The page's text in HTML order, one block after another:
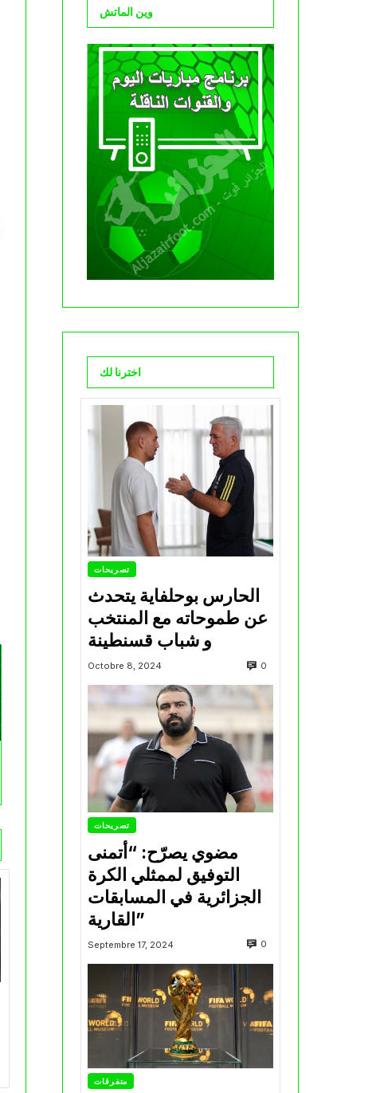
وين الماتش
اخترنا لك
تصريحات
الحارس بوحلفاية يتحدث
عن طموحاته مع المنتخب
و شباب قسنطينة
Octobre 8, 2024 0
تصريحات
مضوي يصرّح: “أتمنى
التوفيق لممثلي الكرة
الجزائرية في المسابقات
القارية”
Septembre 17, 2024 0
متفرقات